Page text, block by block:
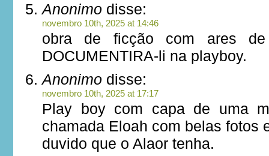
Anonimo disse:
novembro 10th, 2025 at 14:46
obra de ficção com ares de
DOCUMENTIRA-li na playboy.
Anonimo disse:
novembro 10th, 2025 at 17:17
Play boy com capa de uma
chamada Eloah com belas fotos
duvido que o Alaor tenha.